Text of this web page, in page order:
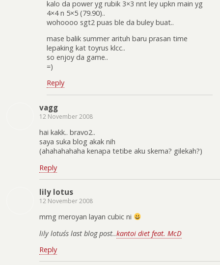
kalo da power yg rubik 3×3 nnt ley upkn main yg
4×4 n 5×5 (79.90)..
wohoooo sgt2 puas ble da buley buat..
mase balik summer arituh baru prasan time
lepaking kat toyrus klcc..
so enjoy da game..
=)
Reply
vagg
12 November 2008
hai kakk.. bravo2..
saya suka blog akak nih
(ahahahahaha kenapa tetibe aku skema? gilekah?)
Reply
lily lotus
12 November 2008
mmg meroyan layan cubic ni
lily lotus´s last blog post..kantoi diet feat. McD
Reply